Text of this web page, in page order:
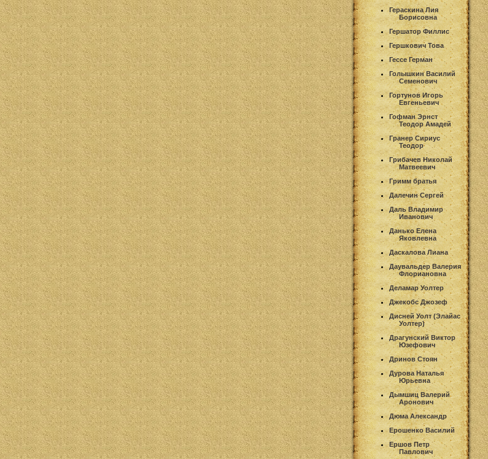
Гераскина Лия
Борисовна
Гершатор Филлис
Гершкович Това
Гессе Герман
Голышкин Василий
Семенович
Гортунов Игорь
Евгеньевич
Гофман Эрнст
Теодор Амадей
Гранер Сириус
Теодор
Грибачев Николай
Матвеевич
Гримм братья
Далечин Сергей
Даль Владимир
Иванович
Данько Елена
Яковлевна
Даскалова Лиана
Даувальдер Валерия
Флориановна
Деламар Уолтер
Джекобс Джозеф
Дисней Уолт (Элайас
Уолтер)
Драгунский Виктор
Юзефович
Дринов Стоян
Дурова Наталья
Юрьевна
Дымшиц Валерий
Аронович
Дюма Александр
Ерошенко Василий
Ершов Петр
Павлович